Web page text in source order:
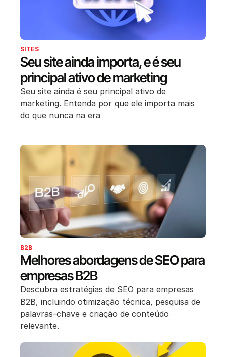
SITES
Seu site ainda importa, e é seu
principal ativo de marketing
Seu site ainda é seu principal ativo de
marketing. Entenda por que ele importa mais
do que nunca na era
B2B
Melhores abordagens de SEO para
empresas B2B
Descubra estratégias de SEO para empresas
B2B, incluindo otimização técnica, pesquisa de
palavras-chave e criação de conteúdo
relevante.